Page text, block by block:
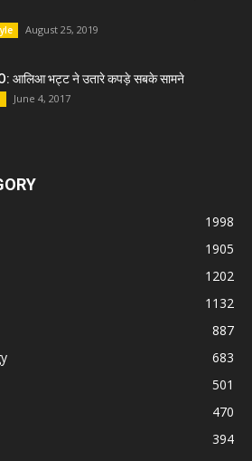
August 25, 2019
आलिआ भट्ट ने उतारे कपड़े सबके सामने
June 4, 2017
1998
1905
1202
1132
887
683
501
470
394